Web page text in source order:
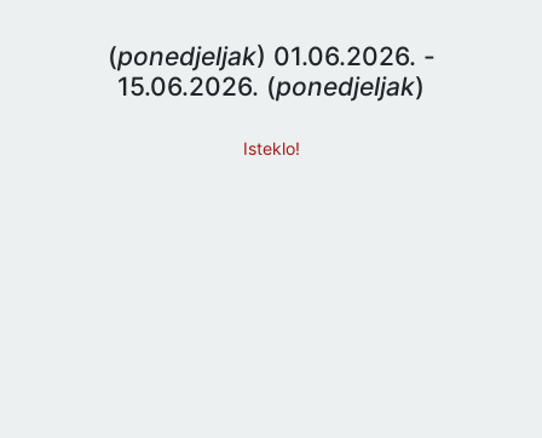
(ponedjeljak) 01.06.2026. -
15.06.2026. (ponedjeljak)
Isteklo!